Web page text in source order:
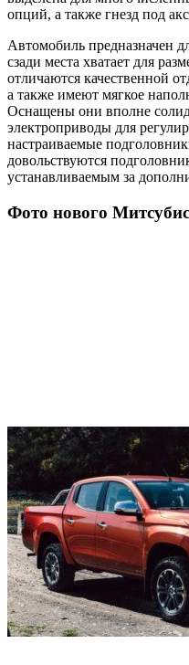
опций, а также гнезд под
Автомобиль предназначен
сзади места хватает для
отличаются качественной
а также имеют мягкое
Оснащены они вполне
электроприводы для
настраиваемые
довольствуются
устанавливаемым за
Фото нового